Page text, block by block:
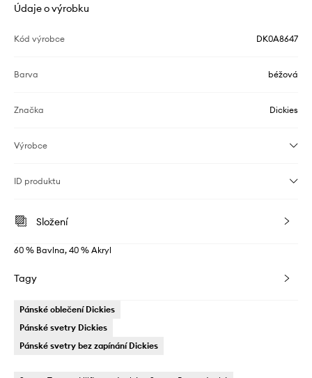
Údaje o výrobku
Kód výrobce DK0A8647
Barva béžová
Značka Dickies
Výrobce
ID produktu
Složení
60 % Bavlna, 40 % Akryl
Tagy
Pánské oblečení Dickies
Pánské svetry Dickies
Pánské svetry bez zapínání Dickies